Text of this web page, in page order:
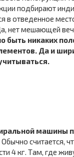
подбирают
в отведенное
нет мешающей
быть никаких
Да и
машины
Обычно считается,
4 кг. Там, где